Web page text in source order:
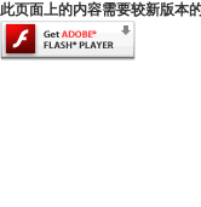
此页面上的内容需要较新版本